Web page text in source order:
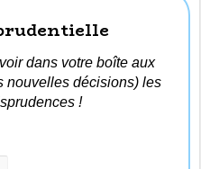
dans votre boîte aux
nouvelles décisions) les
!